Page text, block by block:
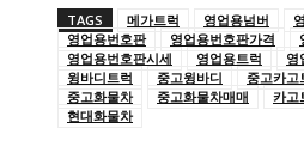
TAGS 메가트럭 영업용넘버
영업용번호판
영업용번호판가격
영업용번호판시세
영업용트럭 영
윙바디트럭
중고윙바디 중고카고
중고화물차
중고화물차매매 카고
현대화물차